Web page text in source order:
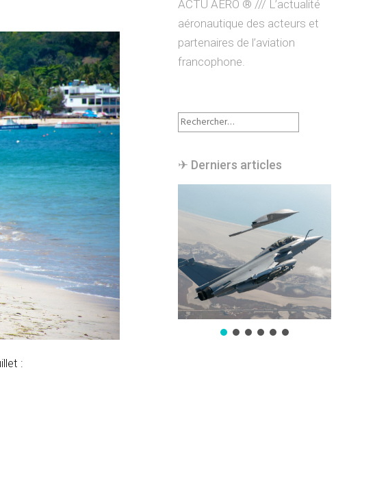
:
ACTU AERO ® /// L’actualité
aéronautique des acteurs et
partenaires de l’aviation
francophone.
Rechercher :
✈︎ Derniers articles